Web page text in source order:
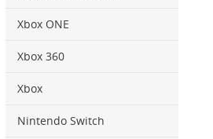
Xbox ONE
Xbox 360
Xbox
Nintendo Switch